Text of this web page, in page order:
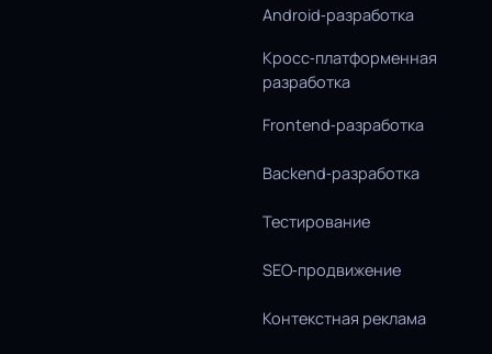
Android‑разработка
Кросс‑платформенная
разработка
Frontend‑разработка
Backend‑разработка
Тестирование
SEO‑продвижение
Контекстная реклама